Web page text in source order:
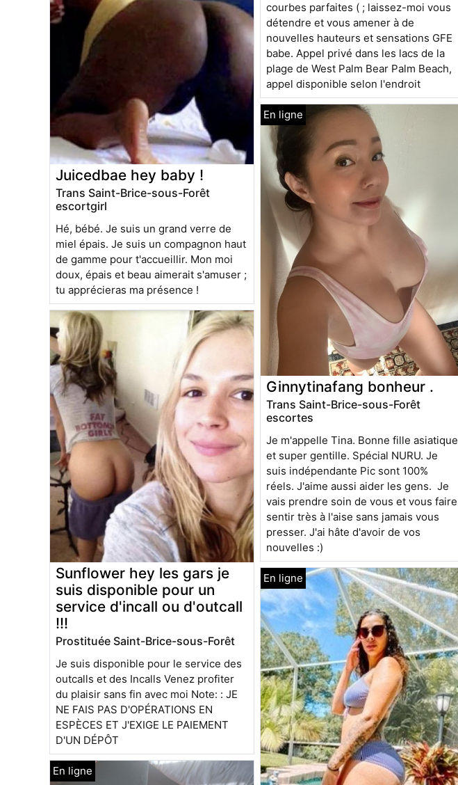
Juicedbae hey baby !
Trans Saint-Brice-sous-Forêt
escortgirl
Hé, bébé. Je suis un grand verre de
miel épais. Je suis un compagnon haut
de gamme pour t'accueillir. Mon moi
doux, épais et beau aimerait s'amuser ;
tu apprécieras ma présence !
Sunflower hey les gars je
suis disponible pour un
service d'incall ou d'outcall
!!!
Prostituée Saint-Brice-sous-Forêt
Je suis disponible pour le service des
outcalls et des Incalls Venez profiter
du plaisir sans fin avec moi Note: : JE
NE FAIS PAS D'OPÉRATIONS EN
ESPÈCES ET J'EXIGE LE PAIEMENT
D'UN DÉPÔT
courbes parfaites ( ; laissez-moi vous
détendre et vous amener à de
nouvelles hauteurs et sensations GFE
babe. Appel privé dans les lacs de la
plage de West Palm Bear Palm Beach,
appel disponible selon l'endroit
Ginnytinafang bonheur .
Trans Saint-Brice-sous-Forêt
escortes
Je m'appelle Tina. Bonne fille asiatique
et super gentille. Spécial NURU. Je
suis indépendante Pic sont 100%
réels. J'aime aussi aider les gens. Je
vais prendre soin de vous et vous faire
sentir très à l'aise sans jamais vous
presser. J'ai hâte d'avoir de vos
nouvelles :)